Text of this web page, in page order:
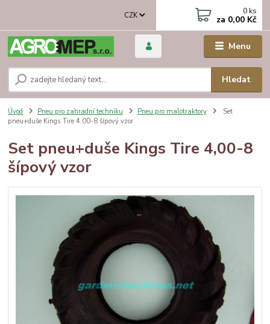
Menu
CZK
Hledat
0 ks
za 0,00 Kč
Úvod Pneu pro zahradní techniku Pneu pro malotraktory
Set
pneu+duše Kings Tire 4,00-8 šípový vzor
Set pneu+duše Kings Tire 4,00-8
šípový vzor